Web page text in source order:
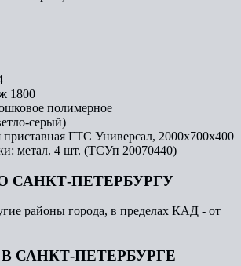
1800
полимерное
серый)
ГТС Универсал, 2000x700x400
метал. 4 шт. (ТСУп 20070440)
САНКТ-ПЕТЕРБУРГУ
районы города, в пределах КАД - от
САНКТ-ПЕТЕРБУРГЕ